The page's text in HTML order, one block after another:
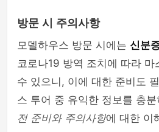
방문 시 주의사항
모델하우스 방문 시에는 신분
코로나19 방역 조치에 따라 마
수 있으니, 이에 대한 준비도
스 투어 중 유익한 정보를 충
전 준비와 주의사항에 대한 이